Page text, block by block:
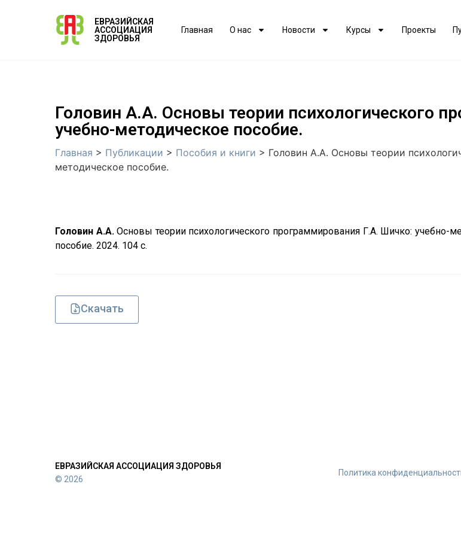
ЕВРАЗИЙСКАЯ
АССОЦИАЦИЯ
ЗДОРОВЬЯ
Главная О нас Новости Курсы Проекты
Головин А.А. Основы теории психологического
учебно-методическое пособие.
Главная > Публикации > Пособия и книги > Головин А.А. Основы теории
методическое пособие.
Головин А.А.Основы теории психологического программирования Г.А. Шичко: учебно-
пособие. 2024. 104 с.
Скачать
ЕВРАЗИЙСКАЯ АССОЦИАЦИЯ ЗДОРОВЬЯ
© 2026
Политика